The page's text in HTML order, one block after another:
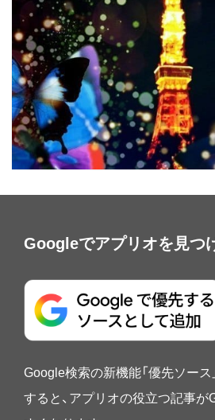
Googleでアプリオを見つ
Google検索の新機能「優先ソース
すると、アプリオの役立つ記事